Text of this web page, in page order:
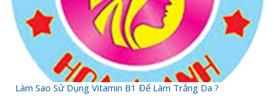
Làm Sao Sử Dụng Vitamin B1 Để Làm Trắng Da ?